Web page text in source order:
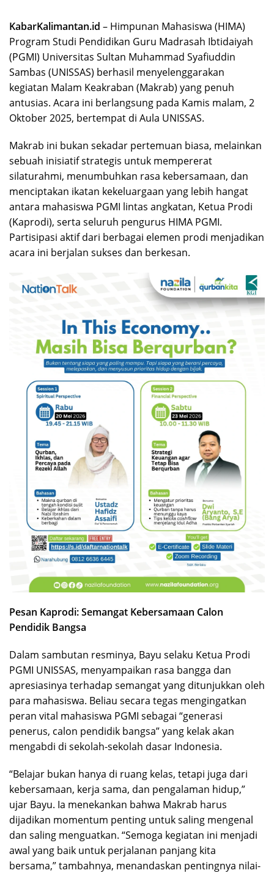
KabarKalimantan.id – Himpunan Mahasiswa (HIMA)
Program Studi Pendidikan Guru Madrasah Ibtidaiyah
(PGMI) Universitas Sultan Muhammad Syafiuddin
Sambas (UNISSAS) berhasil menyelenggarakan
kegiatan Malam Keakraban (Makrab) yang penuh
antusias. Acara ini berlangsung pada Kamis malam, 2
Oktober 2025, bertempat di Aula UNISSAS.
Makrab ini bukan sekadar pertemuan biasa, melainkan
sebuah inisiatif strategis untuk mempererat
silaturahmi, menumbuhkan rasa kebersamaan, dan
menciptakan ikatan kekeluargaan yang lebih hangat
antara mahasiswa PGMI lintas angkatan, Ketua Prodi
(Kaprodi), serta seluruh pengurus HIMA PGMI.
Partisipasi aktif dari berbagai elemen prodi menjadikan
acara ini berjalan sukses dan berkesan.
Pesan Kaprodi: Semangat Kebersamaan Calon
Pendidik Bangsa
Dalam sambutan resminya, Bayu selaku Ketua Prodi
PGMI UNISSAS, menyampaikan rasa bangga dan
apresiasinya terhadap semangat yang ditunjukkan oleh
para mahasiswa. Beliau secara tegas mengingatkan
peran vital mahasiswa PGMI sebagai “generasi
penerus, calon pendidik bangsa” yang kelak akan
mengabdi di sekolah-sekolah dasar Indonesia.
“Belajar bukan hanya di ruang kelas, tetapi juga dari
kebersamaan, kerja sama, dan pengalaman hidup,”
ujar Bayu. Ia menekankan bahwa Makrab harus
dijadikan momentum penting untuk saling mengenal
dan saling menguatkan. “Semoga kegiatan ini menjadi
awal yang baik untuk perjalanan panjang kita
bersama,” tambahnya, menandaskan pentingnya nilai-